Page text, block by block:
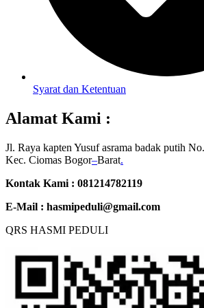
Syarat dan Ketentuan
Alamat Kami :
Jl. Raya kapten Yusuf asrama badak putih
Kec. Ciomas Bogor–Barat.
Kontak Kami : 081214782119
E-Mail : hasmipeduli@gmail.com
QRS HASMI PEDULI